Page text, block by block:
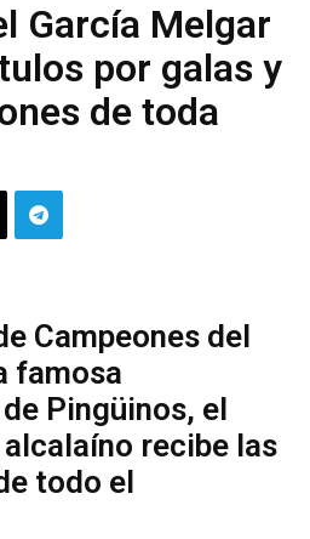
García Melgar
por galas y
de toda
Campeones del
famosa
Pingüinos, el
recibe las
todo el